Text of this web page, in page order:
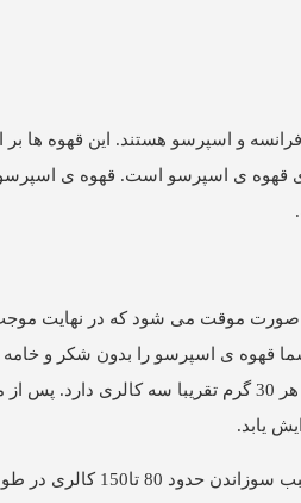
و اسپرسو هستند. این قهوه ها بر
قهوه ی اسپرسو است. قهوه ی اسپرسو
موقت می شود که در نهایت
قهوه ی اسپرسو را بدون شکر و
کننده به لاغری شما باقی می ماند. قهوه اسپرسوی تلخ و بدون شکر
یابد.
بر اساس مقاله ی منتشر شده در